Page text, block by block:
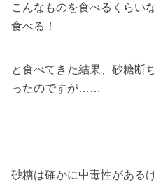
こんなものを食べるくらい
食べる！
と食べてきた結果、砂糖断
ったのですが……
砂糖は確かに中毒性がある